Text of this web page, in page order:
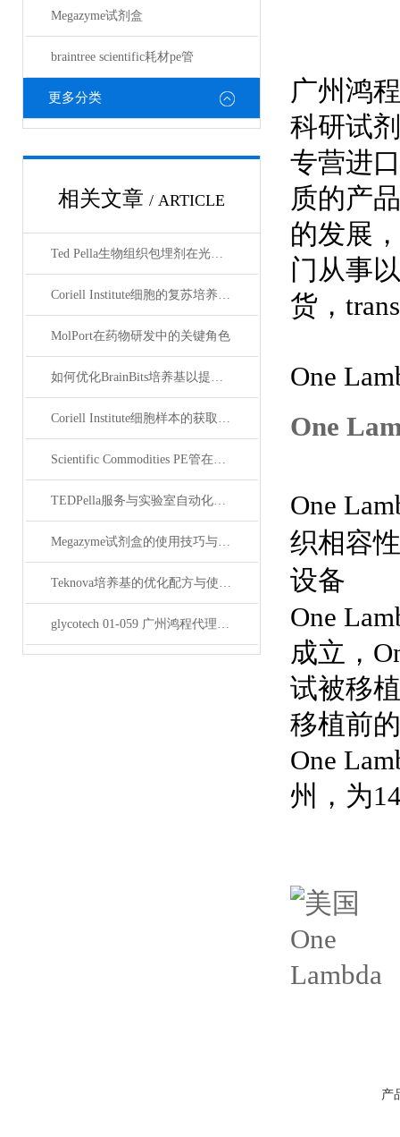
Megazyme试剂盒
braintree scientific耗材pe管
更多分类
相关文章 / ARTICLE
Ted Pella生物组织包埋剂在光镜与电镜联用技术中的应用
Coriell Institute细胞的复苏培养与质量控制规范
MolPort在药物研发中的关键角色
如何优化BrainBits培养基以提高实验效果？
Coriell Institute细胞样本的获取与应用指南
Scientific Commodities PE管在环保实验中的作用
TEDPella服务与实验室自动化设备的整合
Megazyme试剂盒的使用技巧与实验优化方法
Teknova培养基的优化配方与使用技巧
glycotech 01-059 广州鸿程代理：开启糖生物学研究新征程
广州鸿
科研试
专营进
质的产
的发展
门从事
货，
One
One
One
织相容
设备
One
成立，
试被移
移植前
One
州，为
产